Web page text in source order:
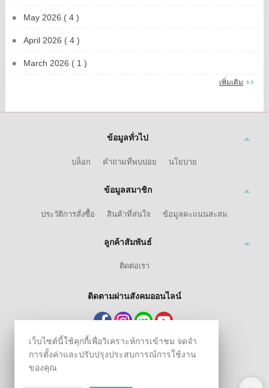
May 2026 ( 4 )
April 2026 ( 4 )
March 2026 ( 1 )
เพิ่มเติม
ข้อมูลทั่วไป
บล็อก คำถามที่พบบ่อย นโยบาย
ข้อมูลสมาชิก
ประวัติการสั่งซื้อ สินค้าที่สนใจ ข้อมูลคะแนนสะสม
ลูกค้าสัมพันธ์
ติดต่อเรา
ติดตามผ่านสังคมออนไลน์
เว็บไซต์นี้ใช้คุกกี้เพื่อวิเคราะห์การเข้าชม จดจำ
การตั้งค่าและปรับปรุงประสบการณ์การใช้งาน
ของคุณ